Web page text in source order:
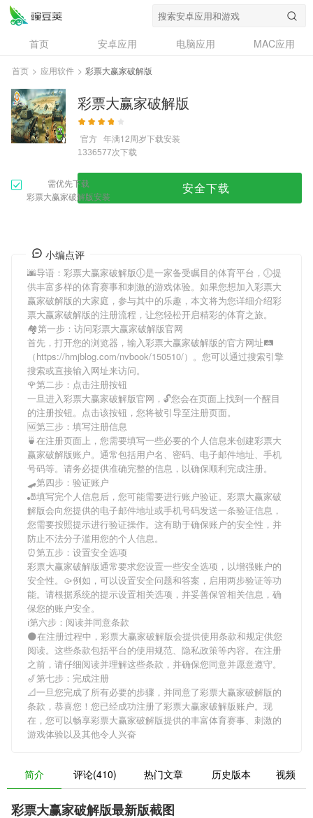
首页 安卓应用 电脑应用
MAC应用
资讯
专题
问答
首页 > 应用软件 > 彩票大赢家破解版
彩票大赢家破解版
官方 年满12周岁下载安装
1336577次下载
需优先下载
彩票大赢家破解版安装
安全下载
小编点评
🌆导语： 彩票大赢家破解版🕕是一家备受瞩目的体育平台，🕕提
供丰富多样的体育赛事和刺激的游戏体验。如果您想加入彩票大
赢家破解版的大家庭，参与其中的乐趣，本文将为您详细介绍彩
票大赢家破解版的注册流程，让您轻松开启精彩的体育之旅。
🏘第一步：访问彩票大赢家破解版官网
首先，打开您的浏览器，输入彩票大赢家破解版的官方网址🛤
（https://hmjblog.com/nvbook/150510/）。您可以通过搜索引擎
搜索或直接输入网址来访问。
🌹第二步：点击注册按钮
一旦进入彩票大赢家破解版官网，🔓您会在页面上找到一个醒目
的注册按钮。点击该按钮，您将被引导至注册页面。
🆖第三步：填写注册信息
🍵在注册页面上，您需要填写一些必要的个人信息来创建彩票大
赢家破解版账户。通常包括用户名、密码、电子邮件地址、手机
号码等。请务必提供准确完整的信息，以确保顺利完成注册。
🛹第四步：验证账户
🎳填写完个人信息后，您可能需要进行账户验证。 彩票大赢家破
解版会向您提供的电子邮件地址或手机号码发送一条验证信息，
您需要按照提示进行验证操作。这有助于确保账户的安全性，并
防止不法分子滥用您的个人信息。
⏰第五步：设置安全选项
彩票大赢家破解版通常要求您设置一些安全选项，以增强账户的
安全性。🥠例如，可以设置安全问题和答案，启用两步验证等功
能。请根据系统的提示设置相关选项，并妥善保管相关信息，确
保您的账户安全。
ℹ第六步：阅读并同意条款
🌑在注册过程中， 彩票大赢家破解版会提供使用条款和规定供您
阅读。这些条款包括平台的使用规范、隐私政策等内容。在注册
之前，请仔细阅读并理解这些条款，并确保您同意并愿意遵守。
🎷第七步：完成注册
📐一旦您完成了所有必要的步骤，并同意了彩票大赢家破解版的
条款，恭喜您！您已经成功注册了彩票大赢家破解版账户。现
在，您可以畅享彩票大赢家破解版提供的丰富体育赛事、刺激的
游戏体验以及其他令人兴奋
简介 评论(410) 热门文章 历史版本 视频
彩票大赢家破解版最新版截图